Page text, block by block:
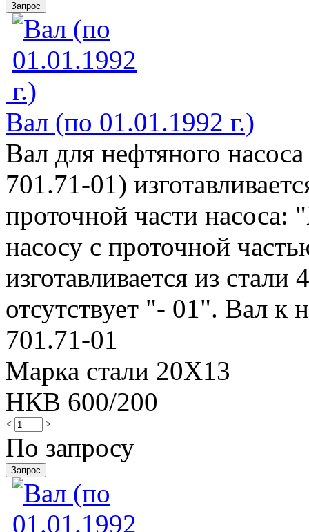
Вал (по 01.01.1992 г.)
Вал для нефтяного
701.71-01)
проточной части насоса:
насосу с проточной
изготавливается из
отсутствует "- 01". Вал к
701.71-01
Марка стали 20Х13
НКВ 600/200
< >
По запросу